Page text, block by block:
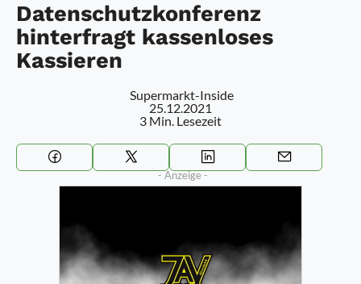
Datenschutzkonferenz
hinterfragt kassenloses
Kassieren
Supermarkt-Inside
25.12.2021
3 Min. Lesezeit